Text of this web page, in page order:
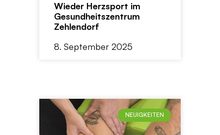
Wieder Herzsport im
Gesundheitszentrum
Zehlendorf
8. September 2025
NEUIGKEITEN